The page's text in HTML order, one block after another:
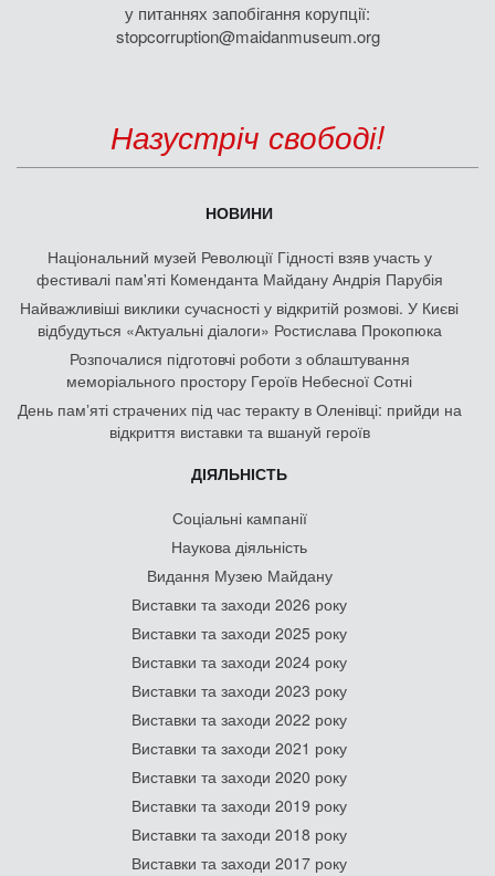
у питаннях запобігання корупції:
stopcorruption@maidanmuseum.org
Назустріч свободі!
НОВИНИ
Національний музей Революції Гідності взяв участь у
фестивалі пам'яті Коменданта Майдану Андрія Парубія
Найважливіші виклики сучасності у відкритій розмові. У Києві
відбудуться «Актуальні діалоги» Ростислава Прокопюка
Розпочалися підготовчі роботи з облаштування
меморіального простору Героїв Небесної Сотні
День памʼяті страчених під час теракту в Оленівці: прийди на
відкриття виставки та вшануй героїв
ДІЯЛЬНІСТЬ
Соціальні кампанії
Наукова діяльність
Видання Музею Майдану
Виставки та заходи 2026 року
Виставки та заходи 2025 року
Виставки та заходи 2024 року
Виставки та заходи 2023 року
Виставки та заходи 2022 року
Виставки та заходи 2021 року
Виставки та заходи 2020 року
Виставки та заходи 2019 року
Виставки та заходи 2018 року
Виставки та заходи 2017 року